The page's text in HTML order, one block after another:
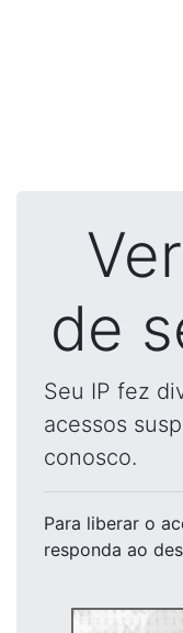
de
Seu IP fez
acessos
conosco.
Para liberar o
responda ao